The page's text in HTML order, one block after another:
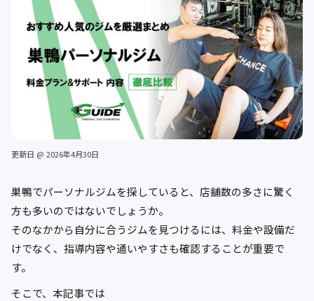
更新日 @ 2026年4月30日
巣鴨でパーソナルジムを探していると、店舗数の多さに驚く
方も多いのではないでしょうか。
そのなかから自分に合うジムを見つけるには、料金や設備だ
けでなく、指導内容や通いやすさも確認することが重要で
す。
そこで、本記事では